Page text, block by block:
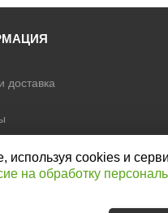
доставка
на обработку персональных
cookies и
на обработку